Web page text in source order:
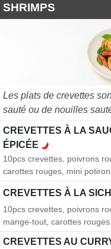
SHRIMPS
Les plats de crevettes
sauté ou de nouilles
CREVETTES À LA
ÉPICÉE
10pcs crevettes, poivrons
carottes rouges, mini
CREVETTES À LA
10pcs crevettes, poivrons
mange-tout, carottes
CREVETTES AU